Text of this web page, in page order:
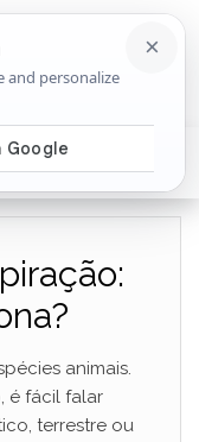
animais.
é fácil falar
terrestre ou